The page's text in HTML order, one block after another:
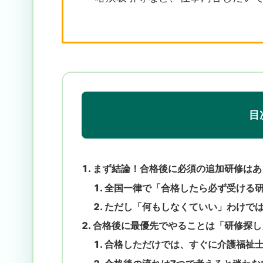
目
まず結論！合格後に必須の追加研修は
全国一律で「合格したら必ず受ける
ただし「何もしなくていい」わけで
合格後に最優先でやることは「研修探
合格しただけでは、すぐに介護福祉